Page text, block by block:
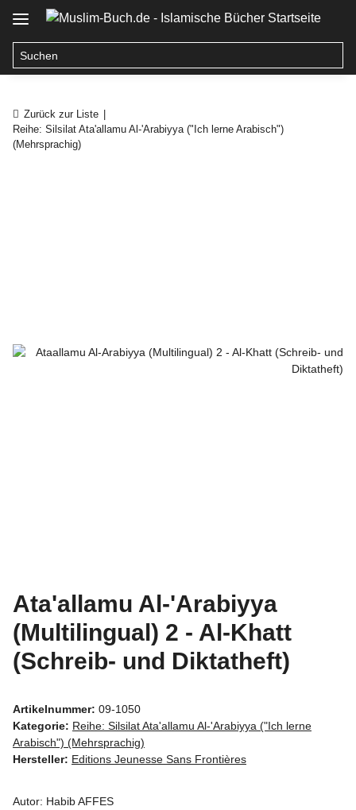
Zurück zur Liste
Reihe: Silsilat Ata'allamu Al-'Arabiyya ("Ich lerne Arabisch")
(Mehrsprachig)
Ata'allamu Al-'Arabiyya
(Multilingual) 2 - Al-Khatt
(Schreib- und Diktatheft)
Artikelnummer: 09-1050
Kategorie: Reihe: Silsilat Ata'allamu Al-'Arabiyya ("Ich lerne
Arabisch") (Mehrsprachig)
Hersteller: Editions Jeunesse Sans Frontières
Autor: Habib AFFES